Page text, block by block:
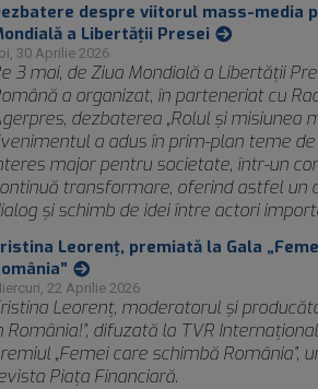
despre viitorul mass-media
a Libertății Presei
30 Aprilie 2026
3 mai, de Ziua Mondială a Libertății
a organizat, în parteneriat cu
dezbaterea „Rolul și misiunea
a adus în prim-plan teme
major pentru societate, într-un
transformare, oferind astfel un
și schimb de idei între actori
Leorenţ, premiată la Gala
22 Aprilie 2026
Leorenţ, moderatorul şi
România!”, difuzată la TVR
„Femei care schimbă România”,
Piaţa Financiară.